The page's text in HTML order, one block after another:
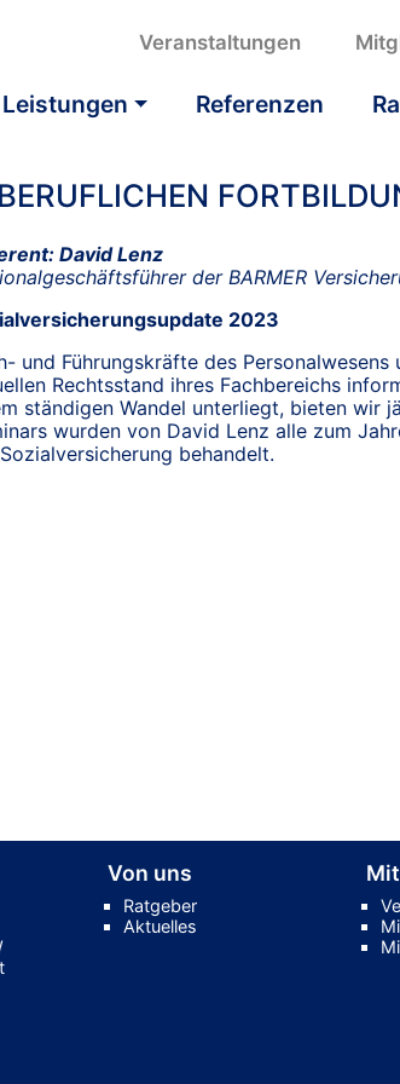
Veranstaltungen
Leistungen Referenzen
David Lenz
der BARMER
2023
und Führungskräfte des
Rechtsstand ihres Fachbereichs
ständigen Wandel unterliegt, bieten wir
wurden von David Lenz alle zum
behandelt.
Von uns
Ratgeber
Aktuelles